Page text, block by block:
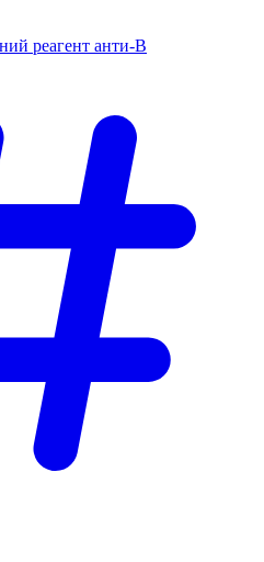
реагент анти-В